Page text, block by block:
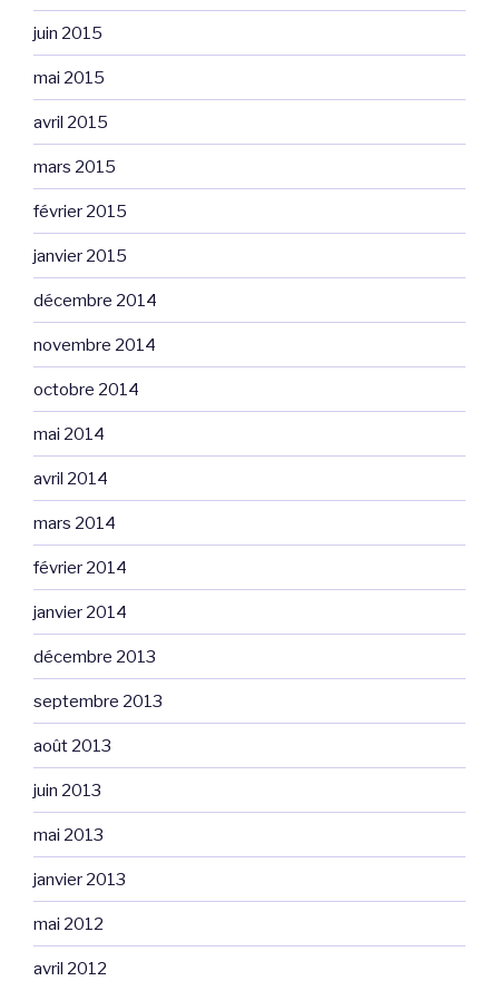
juin 2015
mai 2015
avril 2015
mars 2015
février 2015
janvier 2015
décembre 2014
novembre 2014
octobre 2014
mai 2014
avril 2014
mars 2014
février 2014
janvier 2014
décembre 2013
septembre 2013
août 2013
juin 2013
mai 2013
janvier 2013
mai 2012
avril 2012